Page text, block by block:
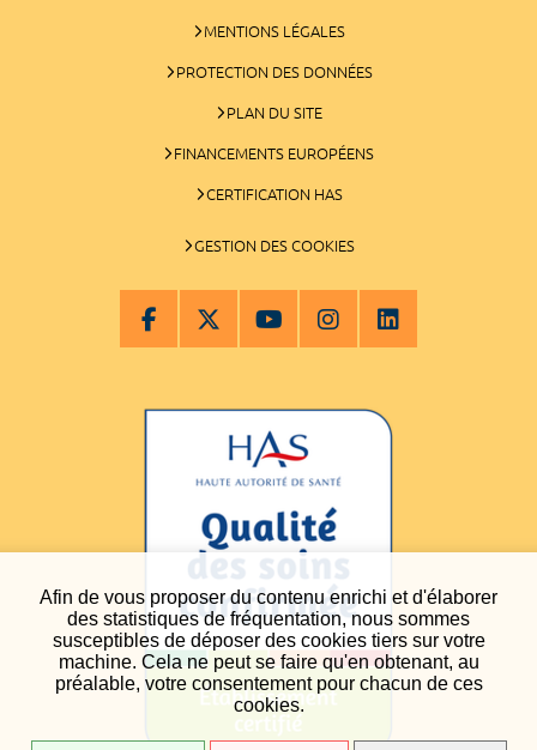
Afin de vous proposer du contenu enrichi et d'élaborer
des statistiques de fréquentation, nous sommes
susceptibles de déposer des cookies tiers sur votre
machine. Cela ne peut se faire qu'en obtenant, au
préalable, votre consentement pour chacun de ces
cookies.
MENTIONS LÉGALES
PROTECTION DES DONNÉES
PLAN DU SITE
FINANCEMENTS EUROPÉENS
CERTIFICATION HAS
GESTION DES COOKIES